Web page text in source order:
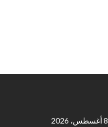
8 أغسطس، 2026